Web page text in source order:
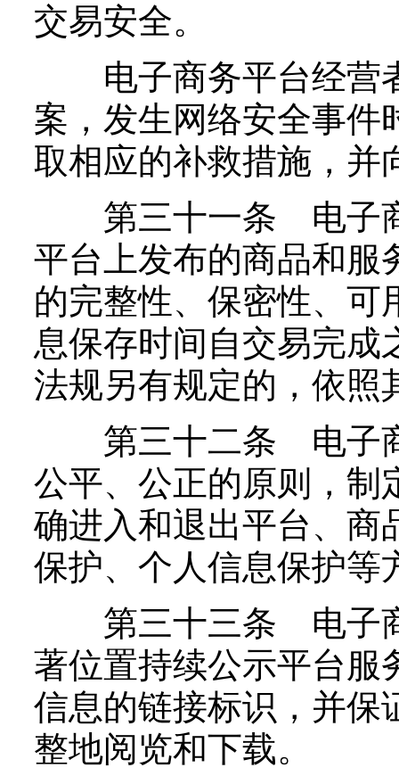
交易安全。
电子商务平台经营
案，发生网络安全事件
取相应的补救措施，并
第三十一条 电子商
平台上发布的商品和服
的完整性、保密性、可
息保存时间自交易完成
法规另有规定的，依照
第三十二条 电子商
公平、公正的原则，制
确进入和退出平台、商
保护、个人信息保护等
第三十三条 电子商
著位置持续公示平台服
信息的链接标识，并保
整地阅览和下载。